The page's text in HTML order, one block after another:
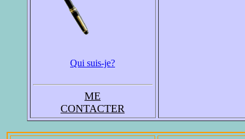
Qui suis-je?
ME
CONTACTER